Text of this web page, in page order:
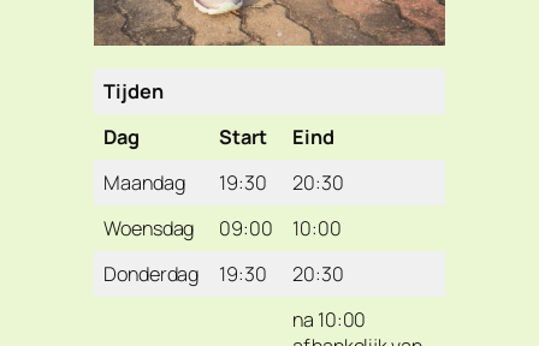
Tijden
Dag
Start
Eind
Maandag
19:30
20:30
Woensdag
09:00
10:00
Donderdag
19:30 20:30
na 10:00